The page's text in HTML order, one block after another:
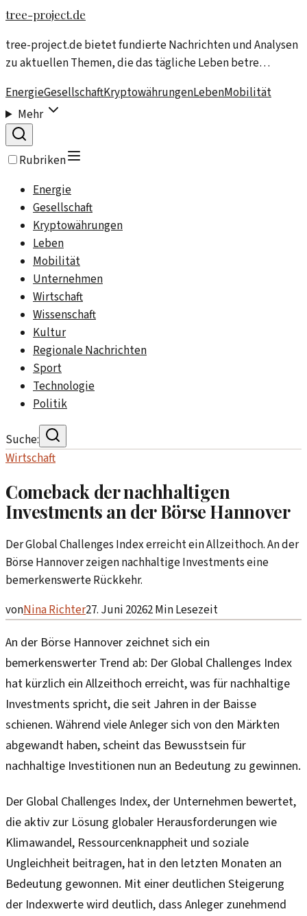
tree-project.de
tree-project.de bietet fundierte Nachrichten und Analysen
zu aktuellen Themen, die das tägliche Leben betre…
EnergieGesellschaftKryptowährungenLebenMobilität
Mehr
Rubriken
Energie
Gesellschaft
Kryptowährungen
Leben
Mobilität
Unternehmen
Wirtschaft
Wissenschaft
Kultur
Regionale Nachrichten
Sport
Technologie
Politik
Suche:
Wirtschaft
Comeback der nachhaltigen
Investments an der Börse Hannover
Der Global Challenges Index erreicht ein Allzeithoch. An der
Börse Hannover zeigen nachhaltige Investments eine
bemerkenswerte Rückkehr.
vonNina Richter27. Juni 20262Min Lesezeit
An der Börse Hannover zeichnet sich ein
bemerkenswerter Trend ab: Der Global Challenges Index
hat kürzlich ein Allzeithoch erreicht, was für nachhaltige
Investments spricht, die seit Jahren in der Baisse
schienen. Während viele Anleger sich von den Märkten
abgewandt haben, scheint das Bewusstsein für
nachhaltige Investitionen nun an Bedeutung zu gewinnen.
Der Global Challenges Index, der Unternehmen bewertet,
die aktiv zur Lösung globaler Herausforderungen wie
Klimawandel, Ressourcenknappheit und soziale
Ungleichheit beitragen, hat in den letzten Monaten an
Bedeutung gewonnen. Mit einer deutlichen Steigerung
der Indexwerte wird deutlich, dass Anleger zunehmend